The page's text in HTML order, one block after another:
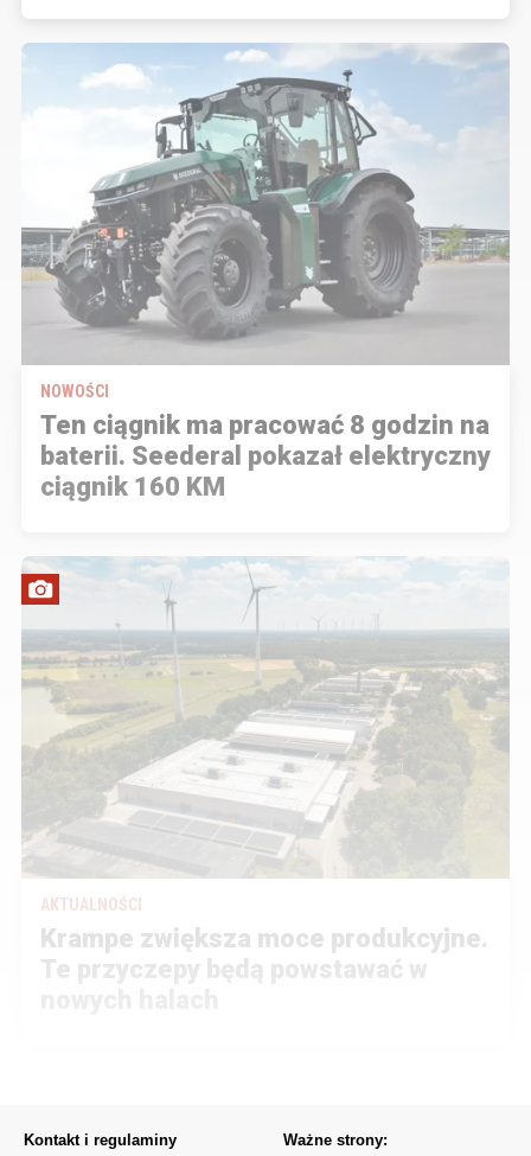
NOWOŚCI
Ten ciągnik ma pracować 8 godzin na
baterii. Seederal pokazał elektryczny
ciągnik 160 KM
AKTUALNOŚCI
Krampe zwiększa moce produkcyjne.
Te przyczepy będą powstawać w
Kontakt i regulaminy
Ważne strony: